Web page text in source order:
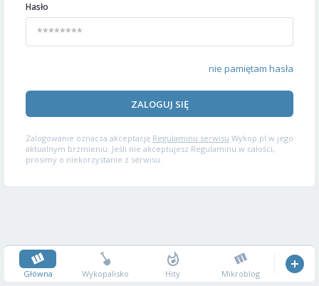
Hasło
nie pamiętam hasła
ZALOGUJ SIĘ
Zalogowanie oznacza akceptację Regulaminu serwisu Wykop.pl w jego
aktualnym brzmieniu. Jeśli nie akceptujesz Regulaminu w całości,
prosimy o niekorzystanie z serwisu.
Główna Wykopalisko Hity Mikroblog